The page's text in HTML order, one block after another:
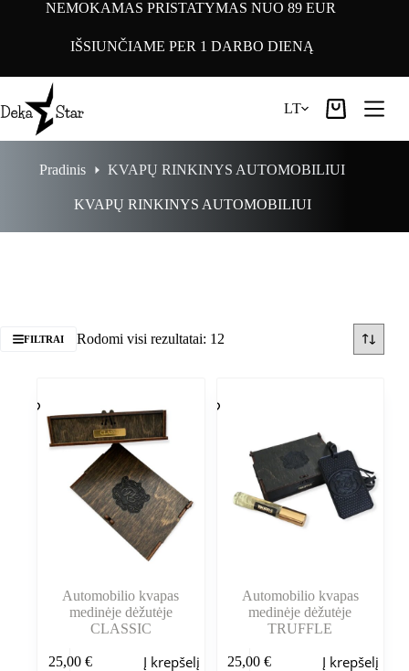
NEMOKAMAS PRISTATYMAS NUO 89 EUR
IŠSIUNČIAME PER 1 DARBO DIENĄ
LT
Pirkinių
Pradinis KVAPŲ RINKINYS AUTOMOBILIUI
KVAPŲ RINKINYS AUTOMOBILIUI
FILTRAI Rodomi visi rezultatai: 12
Automobilio kvapas
medinėje dėžutėje
CLASSIC
25,00 € Į krepšelį
Automobilio kvapas
medinėje dėžutėje
TRUFFLE
25,00€ Į krepšelį